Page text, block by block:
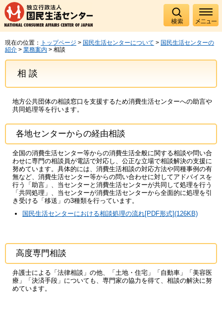
現在の位置： トップページ > 国民生活センターについて > 国民生活センターの
紹介 > 業務案内 > 相談
相談
地方公共団体の相談窓口を支援するため消費生活センターへの助言や
共同処理等を行います。
各地センターからの経由相談
全国の消費生活センター等からの消費生活全般に関する相談や問い合
わせに専門の相談員が電話で対応し、公正な立場で相談解決の支援に
努めています。具体的には、消費生活相談の対応方法や同種事例の有
無など、消費生活センター等からの問い合わせに対してアドバイスを
行う「助言」、当センターと消費生活センターが共同して処理を行う
「共同処理」、当センターが消費生活センターから全面的に処理を引
き受ける「移送」の3種類を行っています。
国民生活センターにおける相談処理の流れ[PDF形式](126KB)
高度専門相談
弁護士による「法律相談」の他、「土地・住宅」「自動車」「美容医
療」「決済手段」についても、専門家の協力を得て、相談の解決に努
めています。